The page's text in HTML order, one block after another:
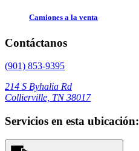
Camiones a la venta
Contáctanos
(901) 853-9395
214 S Byhalia Rd
Collierville, TN 38017
Servicios en esta ubicación: